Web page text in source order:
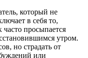
который не
в себя то,
часто просыпается
утром.
но страдать от
или